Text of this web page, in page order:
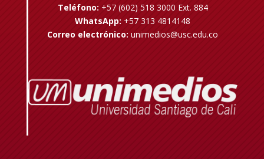
Teléfono: +57 (602) 518 3000 Ext. 884
WhatsApp: +57 313 4814148
Correo electrónico: unimedios@usc.edu.co